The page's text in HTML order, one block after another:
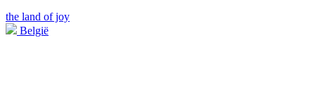
the land of joy
België